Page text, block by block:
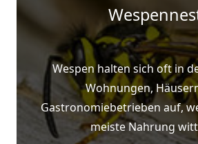
Wespen halten sich oft in
Wohnungen,
Gastronomiebetrieben auf,
meiste Nahrung